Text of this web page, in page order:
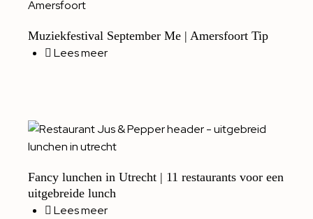
Muziekfestival September Me | Amersfoort Tip
Lees meer
Fancy lunchen in Utrecht | 11 restaurants voor een
uitgebreide lunch
Lees meer